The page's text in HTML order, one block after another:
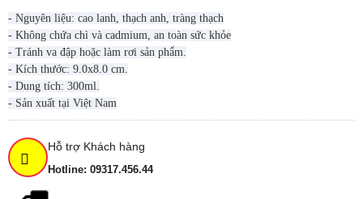
- Nguyên liệu: cao lanh, thạch anh, tràng thạch
- Không chứa chì và cadmium, an toàn sức khỏe
- Tránh va đập hoặc làm rơi sản phẩm.
- Kích thước: 9.0x8.0 cm.
- Dung tích: 300ml.
- Sản xuất tại Việt Nam
Hỗ trợ Khách hàng
Hotline: 09317.456.44